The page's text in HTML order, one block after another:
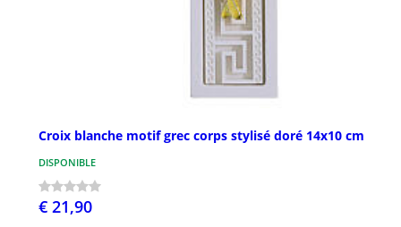
Croix blanche motif grec corps stylisé doré 14x10 cm
DISPONIBLE
€ 21,90